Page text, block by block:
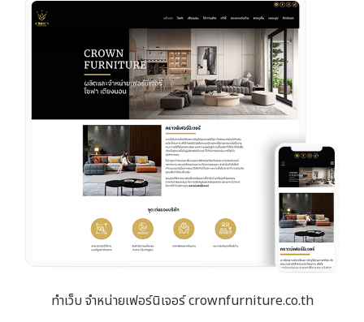
ทำเว็บ จำหน่ายเฟอร์นิเจอร์ crownfurniture.co.th